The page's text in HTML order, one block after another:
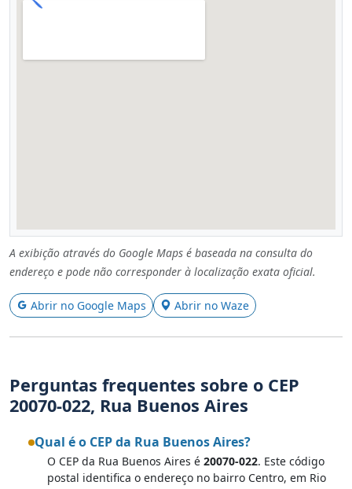
A exibição através do Google Maps é baseada na consulta do
endereço e pode não corresponder à localização exata oficial.
Abrir no Google Maps Abrir no Waze
Perguntas frequentes sobre o CEP
20070-022, Rua Buenos Aires
Qual é o CEP da Rua Buenos Aires?
O CEP da Rua Buenos Aires é 20070-022. Este código
postal identifica o endereço no bairro Centro, em Rio